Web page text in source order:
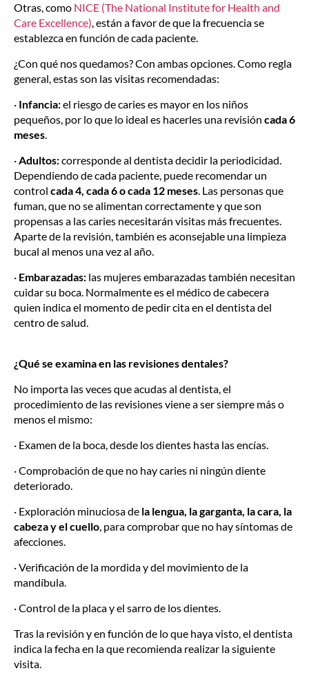
Otras, como NICE (The National Institute for Health and
Care Excellence), están a favor de que la frecuencia se
establezca en función de cada paciente.
¿Con qué nos quedamos? Con ambas opciones. Como regla
general, estas son las visitas recomendadas:
· Infancia:el riesgo de caries es mayor en los niños
pequeños, por lo que lo ideal es hacerles una revisión cada 6
meses.
·Adultos:corresponde al dentista decidir la periodicidad.
Dependiendo de cada paciente, puede recomendar un
control cada 4, cada 6 o cada 12 meses. Las personas que
fuman, que no se alimentan correctamente y que son
propensas a las caries necesitarán visitas más frecuentes.
Aparte de la revisión, también es aconsejable una limpieza
bucal al menos una vez al año.
· Embarazadas: las mujeres embarazadas también necesitan
cuidar su boca. Normalmente es el médico de cabecera
quien indica el momento de pedir cita en el dentista del
centro de salud.
¿Qué se examina en las revisiones dentales?
No importa las veces que acudas al dentista, el
procedimiento de las revisiones viene a ser siempre más o
menos el mismo:
· Examen de la boca, desde los dientes hasta las encías.
· Comprobación de que no hay caries ni ningún diente
deteriorado.
· Exploración minuciosa de la lengua, la garganta, la cara, la
cabeza y el cuello, para comprobar que no hay síntomas de
afecciones.
· Verificación de la mordida y del movimiento de la
mandíbula.
· Control de la placa y el sarro de los dientes.
Tras la revisión y en función de lo que haya visto, el dentista
indica la fecha en la que recomienda realizar la siguiente
visita.